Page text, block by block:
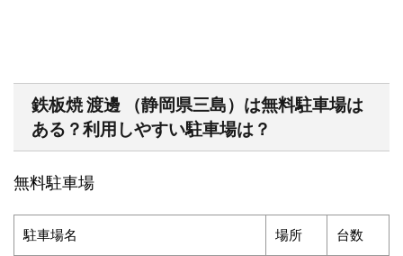
鉄板焼渡邊
（静岡県三島）は無料駐車場は
ある？利用しやすい駐車場は？
無料駐車場
駐車場名 場所 台数